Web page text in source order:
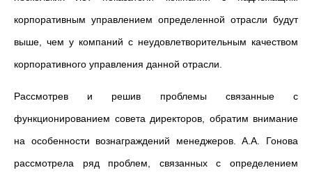
корпоративным управлением определенной отрасли будут
выше, чем у компаний с неудовлетворительным качеством
корпоративного управления данной отрасли.
Рассмотрев и решив проблемы связанные с
функционированием совета директоров, обратим внимание
на особенности вознаграждений менеджеров. А.А. Гонова
рассмотрела ряд проблем, связанных с определением